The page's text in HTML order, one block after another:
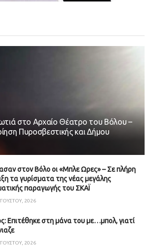
στο Αρχαίο Θέατρο του Βόλου –
Πυροσβεστικής και Δήμου
στον Βόλο οι «Μπλε Ωρες» – Σε πλήρη
τα γυρίσματα της νέας μεγάλης
παραγωγής του ΣΚΑΪ
2026
Επιτέθηκε στη μάνα του με…μπολ, γιατί
2026